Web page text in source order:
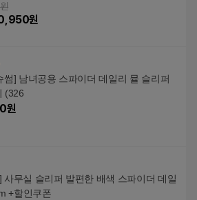
원
썸] 남녀공용 스파이더 데일리 뮬 슬리퍼
(326
원
사무실 슬리퍼 발편한 배색 스파이더 데일
+할인쿠폰